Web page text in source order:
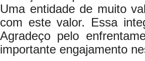
Uma entidade de muito
com este valor. Essa
Agradeço pelo
importante engajamento